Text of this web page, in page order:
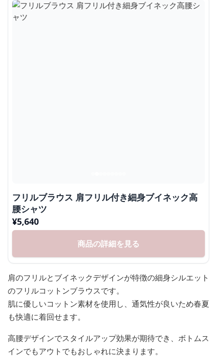
フリルブラウス 肩フリル付き細身ブイネック高
腰シャツ
¥5,640
商品の詳細を見る
肩のフリルとブイネックデザインが特徴の細身シルエット
のフリルコットンブラウスです。
肌に優しいコットン素材を使用し、通気性が良いため春夏
も快適に着回せます。
高腰デザインでスタイルアップ効果が期待でき、ボトムス
インでもアウトでもおしゃれに決まります。